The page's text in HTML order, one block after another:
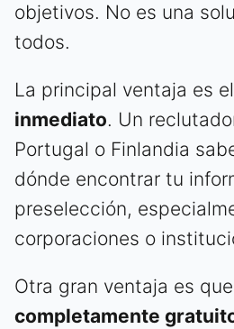
objetivos. No es una
todos.
La principal ventaja es el
inmediato. Un
Portugal o Finlandia
dónde encontrar tu
preselección,
corporaciones o
Otra gran ventaja es
completamente